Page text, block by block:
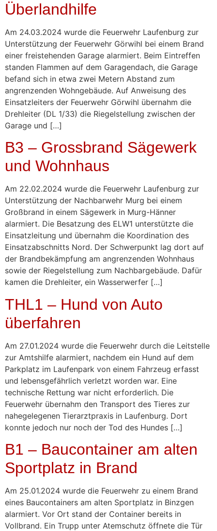
Überlandhilfe
Am 24.03.2024 wurde die Feuerwehr Laufenburg zur
Unterstützung der Feuerwehr Görwihl bei einem Brand
einer freistehenden Garage alarmiert. Beim Eintreffen
standen Flammen auf dem Garagendach, die Garage
befand sich in etwa zwei Metern Abstand zum
angrenzenden Wohngebäude. Auf Anweisung des
Einsatzleiters der Feuerwehr Görwihl übernahm die
Drehleiter (DL 1/33) die Riegelstellung zwischen der
Garage und […]
B3 – Grossbrand Sägewerk
und Wohnhaus
Am 22.02.2024 wurde die Feuerwehr Laufenburg zur
Unterstützung der Nachbarwehr Murg bei einem
Großbrand in einem Sägewerk in Murg-Hänner
alarmiert. Die Besatzung des ELW1 unterstützte die
Einsatzleitung und übernahm die Koordination des
Einsatzabschnitts Nord. Der Schwerpunkt lag dort auf
der Brandbekämpfung am angrenzenden Wohnhaus
sowie der Riegelstellung zum Nachbargebäude. Dafür
kamen die Drehleiter, ein Wasserwerfer […]
THL1 – Hund von Auto
überfahren
Am 27.01.2024 wurde die Feuerwehr durch die Leitstelle
zur Amtshilfe alarmiert, nachdem ein Hund auf dem
Parkplatz im Laufenpark von einem Fahrzeug erfasst
und lebensgefährlich verletzt worden war. Eine
technische Rettung war nicht erforderlich. Die
Feuerwehr übernahm den Transport des Tieres zur
nahegelegenen Tierarztpraxis in Laufenburg. Dort
konnte jedoch nur noch der Tod des Hundes […]
B1 – Baucontainer am alten
Sportplatz in Brand
Am 25.01.2024 wurde die Feuerwehr zu einem Brand
eines Baucontainers am alten Sportplatz in Binzgen
alarmiert. Vor Ort stand der Container bereits in
Vollbrand. Ein Trupp unter Atemschutz öffnete die Tür